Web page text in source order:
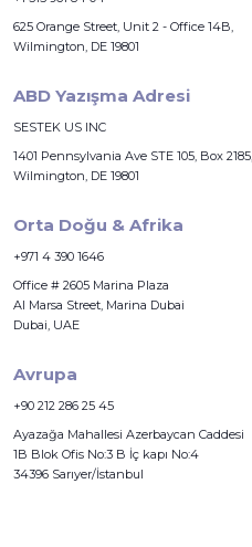
625 Orange Street, Unit 2 - Office 14B,
Wilmington, DE 19801
ABD Yazışma Adresi
SESTEK US INC
1401 Pennsylvania Ave STE 105, Box 2185,
Wilmington, DE 19801
Orta Doğu & Afrika
+971 4 390 1646
Office # 2605 Marina Plaza
Al Marsa Street, Marina Dubai
Dubai, UAE
Avrupa
+90 212 286 25 45
Ayazağa Mahallesi Azerbaycan Caddesi
1B Blok Ofis No:3 B İç kapı No:4
34396 Sarıyer/İstanbul